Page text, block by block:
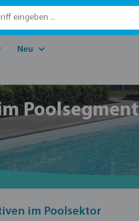
Neu
Poolsegment
im Poolsektor